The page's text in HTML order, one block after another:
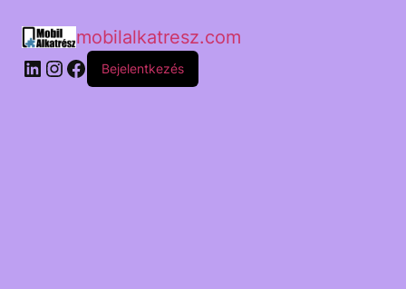
mobilalkatresz.com
Bejelentkezés